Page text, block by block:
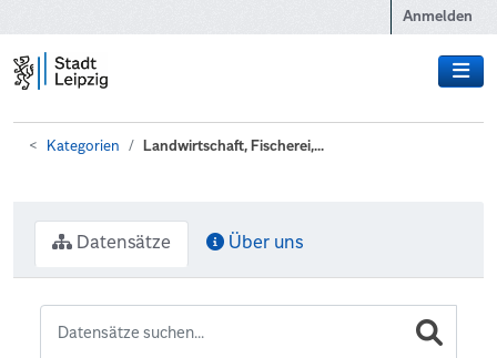
Anmelden
Kategorien Landwirtschaft, Fischerei,...
Datensätze Über uns